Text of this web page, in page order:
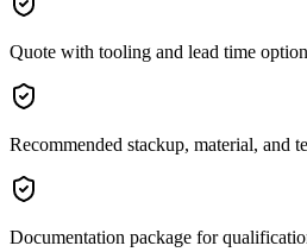
Quote with tooling and lead time
Recommended stackup, material, and
Documentation package for